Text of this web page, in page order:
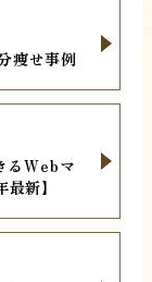
痩せ事例
るWebマ
新】